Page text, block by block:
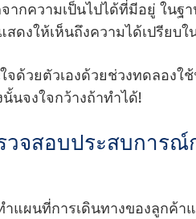
ากความเป็นไปได้ที่มีอยู่ ในฐ
ดงให้เห็นถึงความได้เปรียบ
ด้วยตัวเองด้วยช่วงทดลอง
นจงใจกว้างถ้าทําได้!
จสอบประสบการณ์
แผนที่การเดินทางของลูกค้า